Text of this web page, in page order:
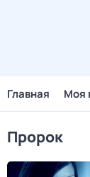
Главная Моя
Пророк